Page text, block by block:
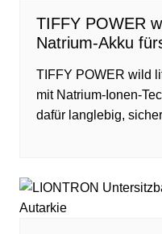
TIFFY POWER
Natrium-Akku
TIFFY POWER wild
mit Natrium-Ionen-
dafür langlebig,